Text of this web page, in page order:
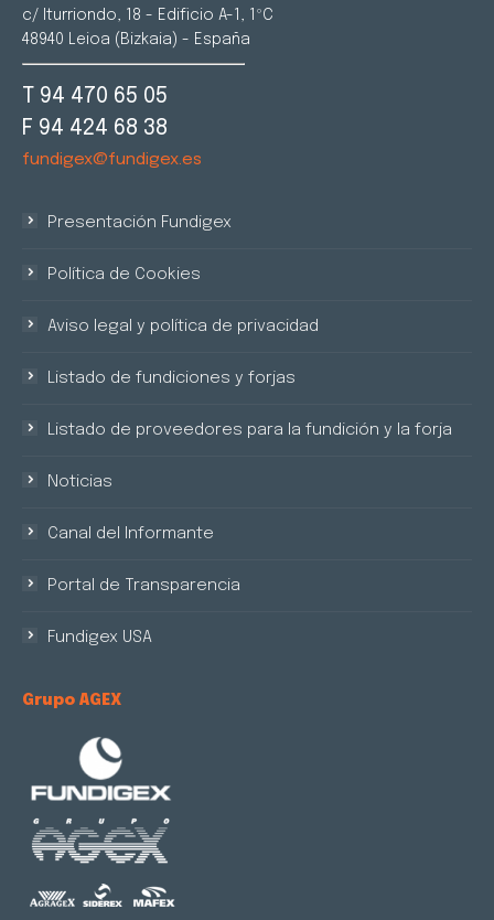
c/ Iturriondo, 18 - Edificio A-1, 1ºC
48940 Leioa (Bizkaia) - España
T 94 470 65 05
F 94 424 68 38
fundigex@fundigex.es
Presentación Fundigex
Política de Cookies
Aviso legal y política de privacidad
Listado de fundiciones y forjas
Listado de proveedores para la fundición y la forja
Noticias
Canal del Informante
Portal de Transparencia
Fundigex USA
Grupo AGEX